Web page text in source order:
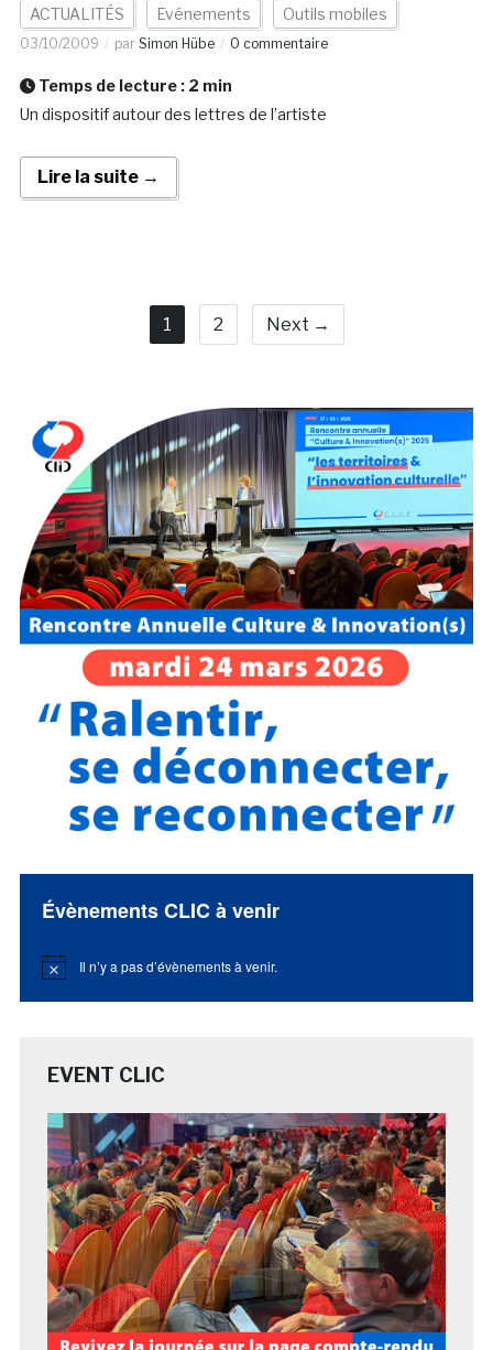
ACTUALITÉS Evénements Outils mobiles
03/10/2009 par Simon Hübe 0 commentaire
Temps de lecture : 2 min
Un dispositif autour des lettres de l’artiste
Lire la suite →
1 2 Next →
Évènements CLIC à venir
Notice Il n’y a pas d’évènements à venir.
EVENT CLIC